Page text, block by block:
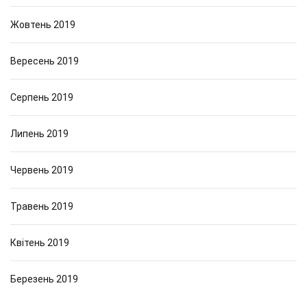
Жовтень 2019
Вересень 2019
Серпень 2019
Липень 2019
Червень 2019
Травень 2019
Квітень 2019
Березень 2019